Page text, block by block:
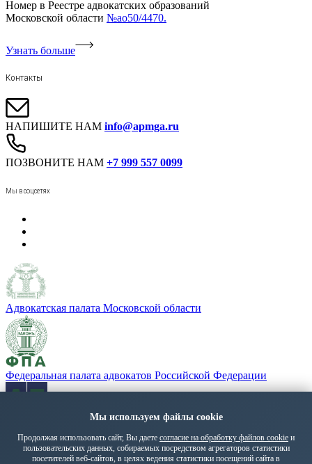
Номер в Реестре адвокатских образований
Московской области №ао50/4470.
Узнать больше
Контакты
НАПИШИТЕ НАМ info@apmga.ru
ПОЗВОНИТЕ НАМ +7 999 557 0099
Мы в соцсетях
Адвокатская палата Московской области
Федеральная палата адвокатов Российской Федерации
«Адвокатская газета» - орган Федеральной палаты адвокатов
Политика обработки персональных данных
Мы используем файлы cookie
Продолжая использовать сайт, Вы даете согласие на обработку файлов cookie и
пользовательских данных, собираемых посредством агрегаторов статистики
посетителей веб-сайтов, в целях ведения статистики посещений сайта в